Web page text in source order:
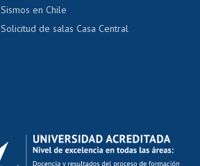
Sismos en Chile
Solicitud de salas Casa Central